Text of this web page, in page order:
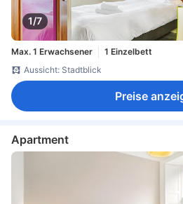
1/7
Max. 1 Erwachsener
1 Einzelbett
Aussicht: Stadtblick
Preise
Apartment